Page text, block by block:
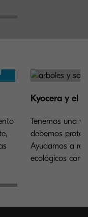
Kyocera y el
Tenemos una
debemos
Ayudamos a
ecológicos con